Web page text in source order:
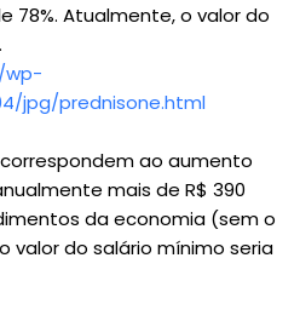
78%. Atualmente, o valor do
wp-
jpg/prednisone.html
correspondem ao aumento
mais de R$ 390
da economia (sem o
valor do salário mínimo seria